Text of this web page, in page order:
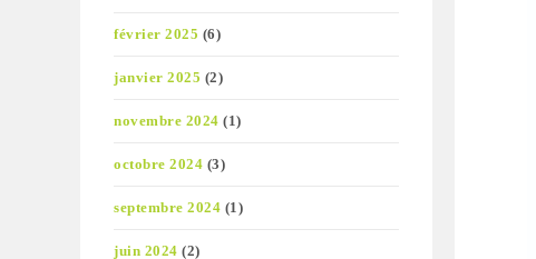
février 2025 (6)
janvier 2025 (2)
novembre 2024 (1)
octobre 2024 (3)
septembre 2024 (1)
juin 2024 (2)